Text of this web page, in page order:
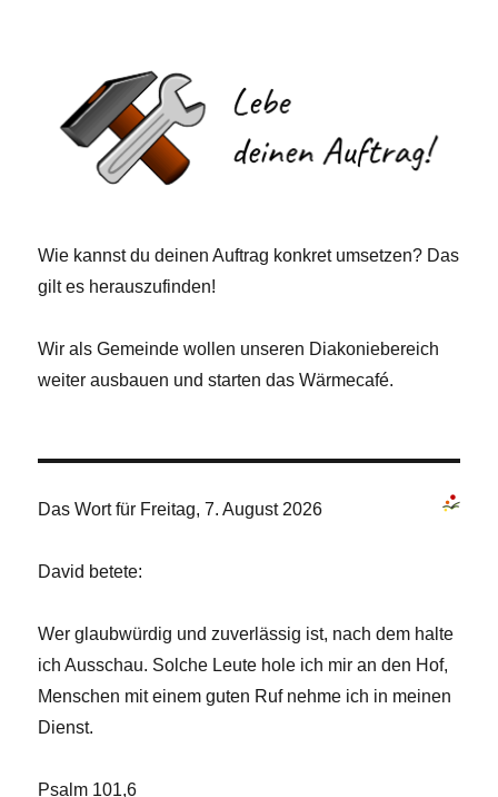
Wie kannst du deinen Auftrag konkret umsetzen? Das
gilt es herauszufinden!
Wir als Gemeinde wollen unseren Diakoniebereich
weiter ausbauen und starten das Wärmecafé.
Das Wort für Freitag, 7. August 2026
David betete:
Wer glaubwürdig und zuverlässig ist, nach dem halte
ich Ausschau. Solche Leute hole ich mir an den Hof,
Menschen mit einem guten Ruf nehme ich in meinen
Dienst.
Psalm 101,6